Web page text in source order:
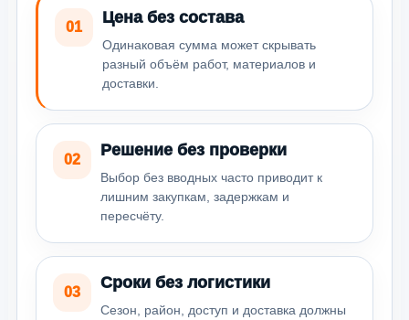
01
Цена без состава
Одинаковая сумма может скрывать
разный объём работ, материалов и
доставки.
02
Решение без проверки
Выбор без вводных часто приводит к
лишним закупкам, задержкам и
пересчёту.
03
Сроки без логистики
Сезон, район, доступ и доставка должны